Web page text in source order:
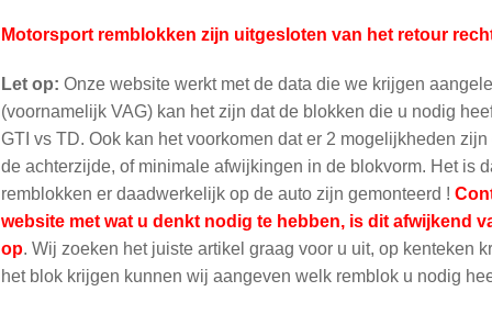
Motorsport remblokken zijn uitgesloten van het retour
Let op: Onze website werkt met de data die we krijgen
(voornamelijk VAG) kan het zijn dat de blokken die u nodig
GTI vs TD. Ook kan het voorkomen dat er 2 mogelijkheden
de achterzijde, of minimale afwijkingen in de blokvorm. Het is
remblokken er daadwerkelijk op de auto zijn gemonteerd !
website met wat u denkt nodig te hebben, is dit afwijkend
op. Wij zoeken het juiste artikel graag voor u uit, op kenteken
het blok krijgen kunnen wij aangeven welk remblok u nodig